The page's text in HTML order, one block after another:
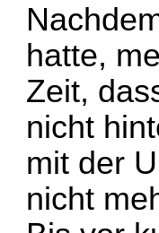
hatte,
Zeit,
nicht
mit der
nicht